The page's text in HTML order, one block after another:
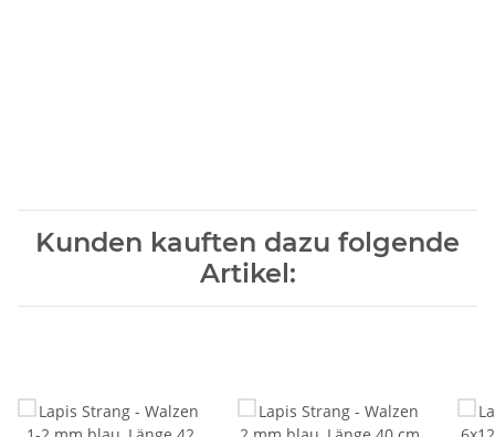
Kunden kauften dazu folgende
Artikel: